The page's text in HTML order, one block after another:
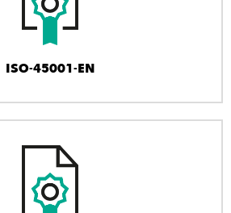
ISO-45001-EN